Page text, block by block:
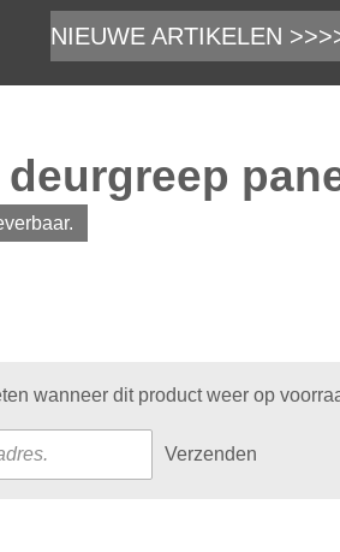
NIEUWE ARTIKELEN
wanneer dit product weer op
Verzenden